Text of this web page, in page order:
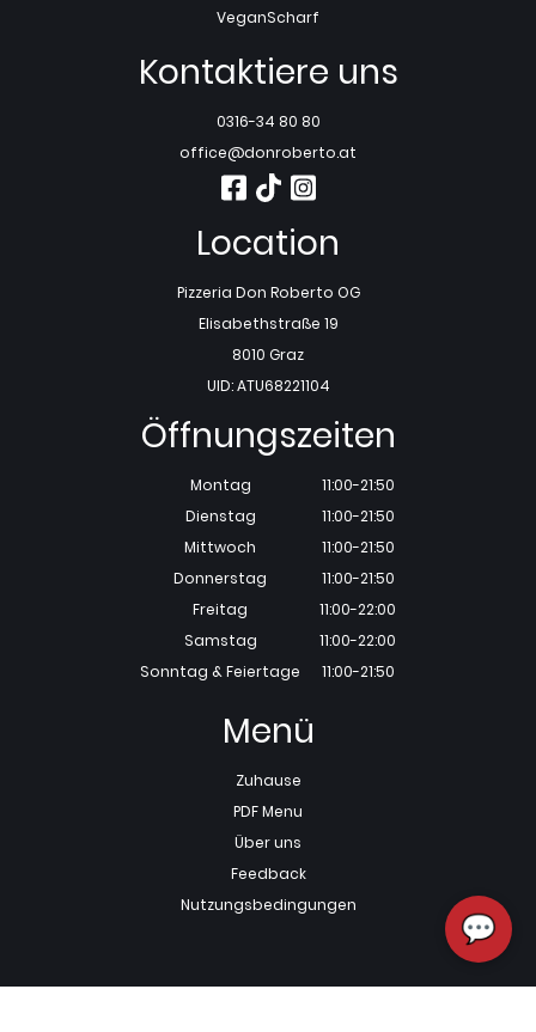
VeganScharf
Kontaktiere uns
0316-34 80 80
office@donroberto.at
Location
Pizzeria Don Roberto OG
Elisabethstraße 19
8010 Graz
UID: ATU68221104
Öffnungszeiten
Montag
Dienstag
Mittwoch
Donnerstag
Freitag
Samstag
Sonntag & Feiertage
11:00-21:50
11:00-21:50
11:00-21:50
11:00-21:50
11:00-22:00
11:00-22:00
11:00-21:50
Menü
Zuhause
PDF Menu
Über uns
Feedback
Nutzungsbedingungen
💬